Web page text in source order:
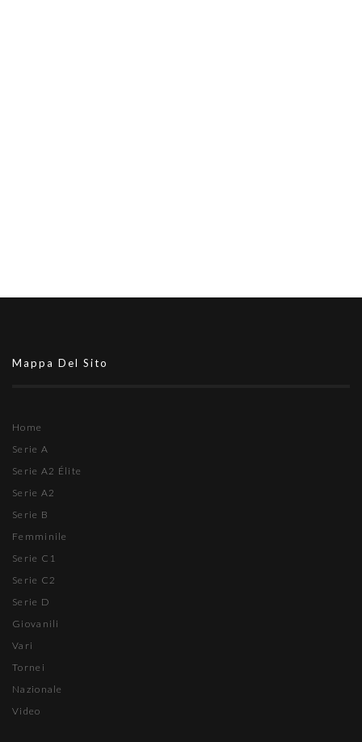
Mappa Del Sito
Home
Serie A
Serie A2 Élite
Serie A2
Serie B
Femminile
Serie C1
Serie C2
Serie D
Giovanili
Vari
Tornei
Nazionale
Video